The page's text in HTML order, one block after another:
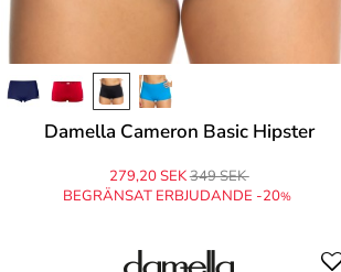
Damella Cameron Basic Hipster
279,20 SEK349 SEK
BEGRÄNSAT ERBJUDANDE -20%